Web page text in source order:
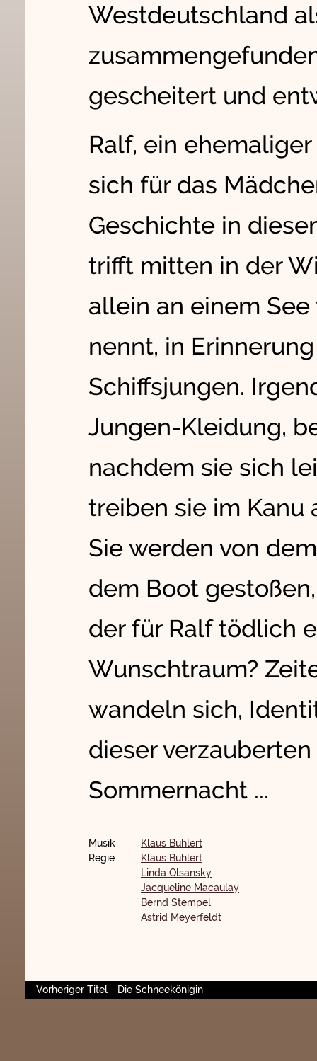
Westdeutschland
gescheitert und
Ralf, ein
sich für das
Geschichte in
trifft mitten in der
allein an einem
nennt, in
Schiffsjungen.
Jungen-Kleidung,
nachdem sie sich
treiben sie im Kanu
Sie werden von
dem Boot
der für Ralf tödlich
Wunschtraum?
wandeln sich,
dieser
Sommernacht ...
Musik
Klaus Buhlert
Regie
Klaus Buhlert
Linda Olsansky
Jacqueline Macaulay
Bernd Stempel
Astrid Meyerfeldt
Vorheriger Titel Die Schneekönigin